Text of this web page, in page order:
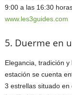
9:00 a las 16:30
www.les3guides.com
5. Duerme en
Elegancia, tradición
estación se cuenta
3 estrellas situado